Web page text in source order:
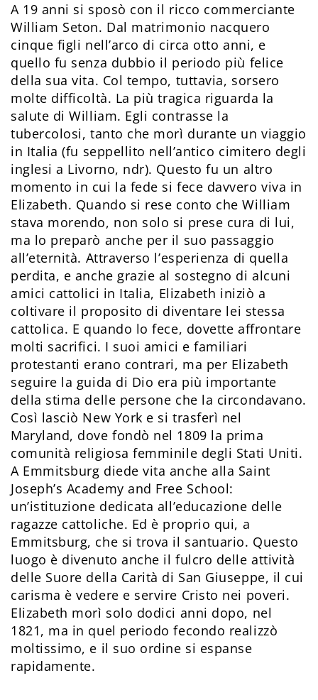
A 19 anni si sposò con il ricco commerciante
William Seton. Dal matrimonio nacquero
cinque figli nell’arco di circa otto anni, e
quello fu senza dubbio il periodo più felice
della sua vita. Col tempo, tuttavia, sorsero
molte difficoltà. La più tragica riguarda la
salute di William. Egli contrasse la
tubercolosi, tanto che morì durante un viaggio
in Italia (fu seppellito nell’antico cimitero degli
inglesi a Livorno, ndr). Questo fu un altro
momento in cui la fede si fece davvero viva in
Elizabeth. Quando si rese conto che William
stava morendo, non solo si prese cura di lui,
ma lo preparò anche per il suo passaggio
all’eternità. Attraverso l’esperienza di quella
perdita, e anche grazie al sostegno di alcuni
amici cattolici in Italia, Elizabeth iniziò a
coltivare il proposito di diventare lei stessa
cattolica. E quando lo fece, dovette affrontare
molti sacrifici. I suoi amici e familiari
protestanti erano contrari, ma per Elizabeth
seguire la guida di Dio era più importante
della stima delle persone che la circondavano.
Così lasciò New York e si trasferì nel
Maryland, dove fondò nel 1809 la prima
comunità religiosa femminile degli Stati Uniti.
A Emmitsburg diede vita anche alla Saint
Joseph’s Academy and Free School:
un’istituzione dedicata all’educazione delle
ragazze cattoliche. Ed è proprio qui, a
Emmitsburg, che si trova il santuario. Questo
luogo è divenuto anche il fulcro delle attività
delle Suore della Carità di San Giuseppe, il cui
carisma è vedere e servire Cristo nei poveri.
Elizabeth morì solo dodici anni dopo, nel
1821, ma in quel periodo fecondo realizzò
moltissimo, e il suo ordine si espanse
rapidamente.